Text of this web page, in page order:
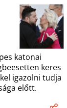
katonai
keres
igazolni tudja
előtt.